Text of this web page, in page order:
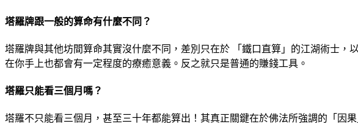
塔羅牌跟一般的算命有什麼不同？
塔羅牌與其他坊間算命其實沒什麼不同，差別只在於 「鐵口直算」的江湖術士
在你手上也都會有一定程度的療癒意義。反之就只是普通的賺錢工具。
塔羅只能看三個月嗎？
塔羅不只能看三個月，甚至三十年都能算出！其真正關鍵在於佛法所強調的「因